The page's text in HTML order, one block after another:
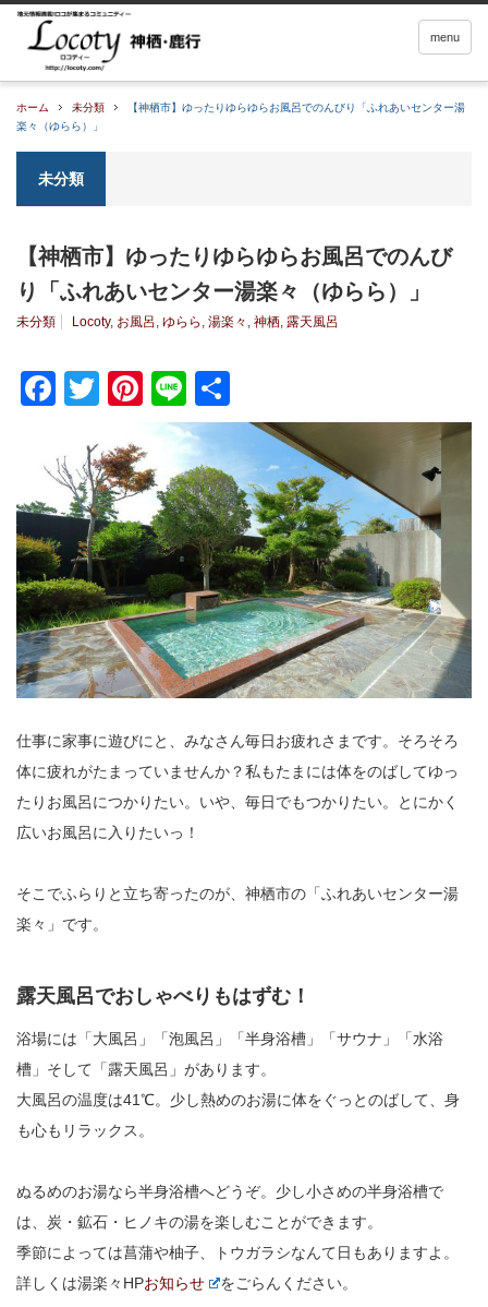
menu
ホーム 未分類
【神栖市】ゆったりゆらゆらお風呂でのんびり「ふれあいセンター湯
楽々（ゆらら）」
未分類
【神栖市】ゆったりゆらゆらお風呂でのんび
り「ふれあいセンター湯楽々（ゆらら）」
未分類 Locoty, お風呂, ゆらら , 湯楽々 , 神栖, 露天風呂
Facebook
TwitterPinterest
Line
有
仕事に家事に遊びにと、みなさん毎日お疲れさまです。そろそろ
体に疲れがたまっていませんか？私もたまには体をのばしてゆっ
たりお風呂につかりたい。いや、毎日でもつかりたい。とにかく
広いお風呂に入りたいっ！
そこでふらりと立ち寄ったのが、神栖市の「ふれあいセンター湯
楽々」です。
露天風呂でおしゃべりもはずむ！
浴場には「大風呂」「泡風呂」「半身浴槽」「サウナ」「水浴
槽」そして「露天風呂」があります。
大風呂の温度は41℃。少し熱めのお湯に体をぐっとのばして、身
も心もリラックス。
ぬるめのお湯なら半身浴槽へどうぞ。少し小さめの半身浴槽で
は、炭・鉱石・ヒノキの湯を楽しむことができます。
季節によっては菖蒲や柚子、トウガラシなんて日もありますよ。
詳しくは湯楽々HPお知らせ をごらんください。